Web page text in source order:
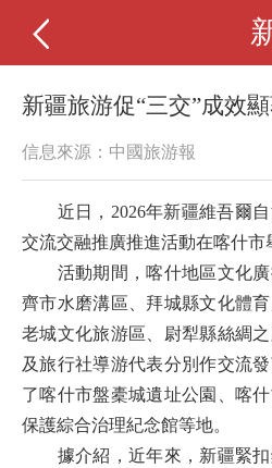
新疆旅游促“三交”成效
信息來源：中國旅游報
近日，2026年新疆維吾爾自
交流交融推廣推進活動在喀什市
活動期間，喀什地區文化廣
齊市水磨溝區、拜城縣文化體
老城文化旅游區、尉犁縣絲綢
及旅行社導游代表分別作交流
了喀什市盤橐城遺址公園、喀
保護綜合治理紀念館等地。
據介紹，近年來，新疆緊扣